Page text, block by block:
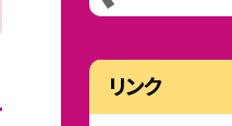
リンク